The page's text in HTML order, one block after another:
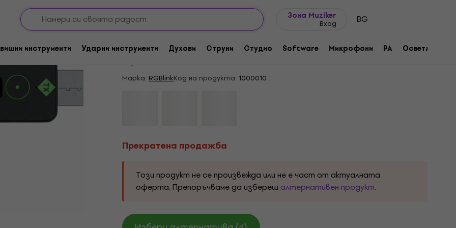
Зона Muziker
Вход BG
инструменти Ударни инструменти Духови Струни Студио Software Микрофони PA Осветление
Видео конвертор
Прекратена продажба
RGBlink ASK Nano Starter Set Видео конвертор
Марка: RGBlinkКод на продукта: 1000010
Прекратена продажба
Този продукт не се произвежда или не е част от актуалната
оферта. Препоръчваме да избереш алтернативен продукт.